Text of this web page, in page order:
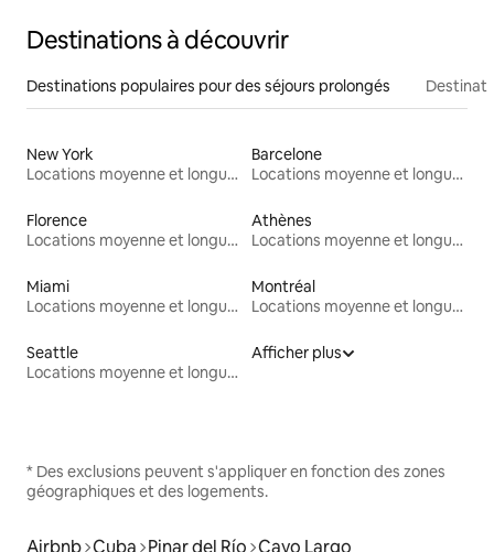
Destinations à découvrir
Destinations populaires pour des séjours prolongés
New York
Locations moyenne et longue durée
Barcelone
Locations moyenne et longue durée
Florence
Locations moyenne et longue durée
Athènes
Locations moyenne et longue durée
Miami
Locations moyenne et longue durée
Montréal
Locations moyenne et longue durée
Seattle
Locations moyenne et longue durée
Afficher plus
* Des exclusions peuvent s'appliquer en fonction des zones
géographiques et des logements.